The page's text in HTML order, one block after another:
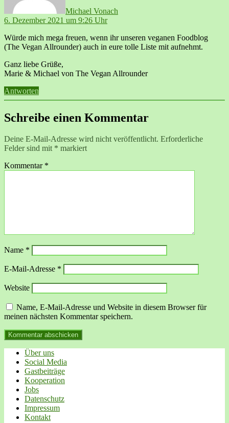
Michael Vonach
6. Dezember 2021 um 9:26 Uhr
Würde mich mega freuen, wenn ihr unseren veganen Foodblog
(The Vegan Allrounder) auch in eure tolle Liste mit aufnehmt.
Ganz liebe Grüße,
Marie & Michael von The Vegan Allrounder
Antworten
Schreibe einen Kommentar
Deine E-Mail-Adresse wird nicht veröffentlicht. Erforderliche
Felder sind mit * markiert
Kommentar *
Name *
E-Mail-Adresse *
Website
Name, E-Mail-Adresse und Website in diesem Browser für
meinen nächsten Kommentar speichern.
Über uns
Social Media
Gastbeiträge
Kooperation
Jobs
Datenschutz
Impressum
Kontakt